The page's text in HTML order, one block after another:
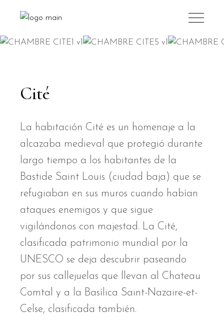
Cité
La habitación Cité es un homenaje a la
alcazaba medieval que protegió durante
largo tiempo a los habitantes de la
Bastide Saint Louis (ciudad baja) que se
refugiaban en sus muros cuando habían
ataques enemigos y que sigue
vigilándonos con majestad. La Cité,
clasificada patrimonio mundial por la
UNESCO se deja descubrir paseando
por sus callejuelas que llevan al Chateau
Comtal y a la Basílica Saint-Nazaire-et-
Celse, clasificada también.